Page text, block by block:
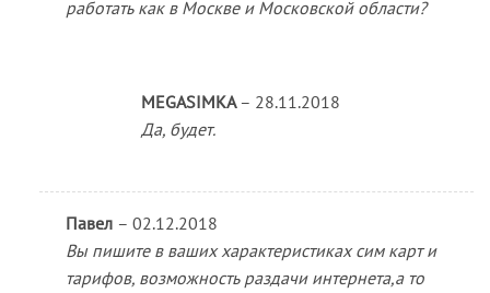
работать как в Москве и Московской области?
MEGASIMKA – 28.11.2018
Да, будет.
Павел – 02.12.2018
Вы пишите в ваших характеристиках сим карт и
тарифов, возможность раздачи интернета,а то